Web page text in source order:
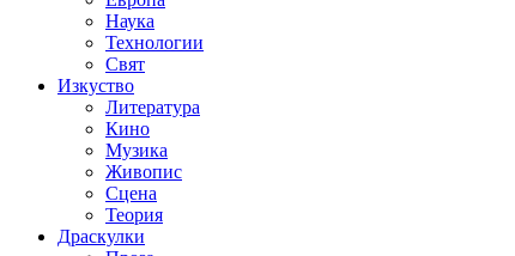
Наука
Технологии
Свят
Изкуство
Литература
Кино
Музика
Живопис
Сцена
Теория
Драскулки